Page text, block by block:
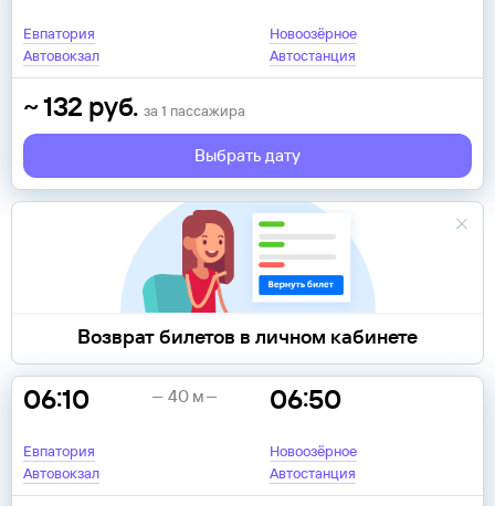
Евпатория
Автовокзал
Новоозёрное
Автостанция
~132 руб. за 1 пассажира
Выбрать дату
Возврат билетов в личном кабинете
06:10
Евпатория
Автовокзал
06:50
Новоозёрное
Автостанция
40 м